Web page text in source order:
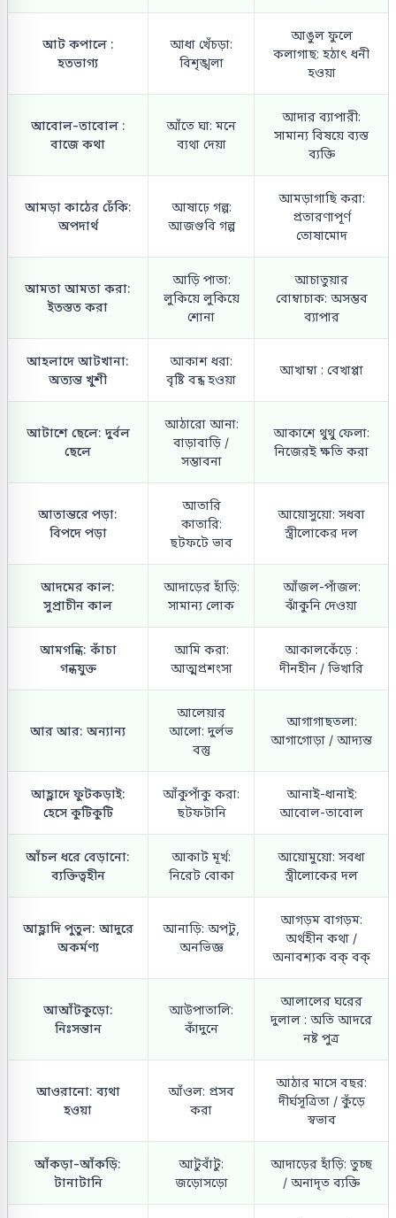
আট কপালে :
হতভাগ্য
আধা খেঁচড়া:
বিশৃঙ্খলা
আঙুল ফুলে
কলাগাছ: হঠাৎ ধনী
হওয়া
আবোল-তাবোল :
বাজে কথা
আঁতে ঘা: মনে
ব্যথা দেয়া
আদার ব্যাপারী:
সামান্য বিষয়ে ব্যস্ত
ব্যক্তি
আমড়া কাঠের ঢেঁকি:
অপদার্থ
আষাঢ়ে গল্প:
আজগুবি গল্প
আমড়াগাছি করা:
প্রতারণাপূর্ণ
তোষামোদ
আমতা আমতা করা:
ইতস্তত করা
আড়ি পাতা:
লুকিয়ে লুকিয়ে
শোনা
আচাতুয়ার
বোম্বাচাক: অসম্ভব
ব্যাপার
আহলাদে আটখানা:
অত্যন্ত খুশী
আকাশ ধরা:
বৃষ্টি বন্ধ হওয়া
আখাম্বা : বেখাপ্পা
আটাশে ছেলে: দুর্বল
ছেলে
আঠারো আনা:
বাড়াবাড়ি /
সম্ভাবনা
আকাশে থুথু ফেলা:
নিজেরই ক্ষতি করা
আতান্তরে পড়া:
বিপদে পড়া
আতারি
কাতারি:
ছটফটে ভাব
আয়োসুয়ো: সধবা
স্ত্রীলোকের দল
আদমের কাল:
সুপ্রাচীন কাল
আদাড়ের হাঁড়ি:
সামান্য লোক
আঁজল-পাঁজল:
ঝাঁকুনি দেওয়া
আমগন্ধি: কাঁচা
গন্ধযুক্ত
আমি করা:
আত্মপ্রশংসা
আকালকেঁড়ে :
দীনহীন / ভিখারি
আর আর: অন্যান্য
আলেয়ার
আলো: দুর্লভ
বস্তু
আগাগাছতলা:
আগাগোড়া / আদ্যন্ত
আহ্লাদে ফুটকড়াই:
হেসে কুটিকুটি
আঁকুপাঁকু করা:
ছটফটানি
আনাই-ধানাই:
আবোল-তাবোল
আঁচল ধরে বেড়ানো:
ব্যক্তিত্বহীন
আকাট মূর্খ:
নিরেট বোকা
আয়োমুয়ো: সবধা
স্ত্রীলোকের দল
আহ্লাদি পুতুল: আদুরে
অকর্মণ্য
আনাড়ি: অপটু,
অনভিজ্ঞ
আগড়ম বাগড়ম:
অর্থহীন কথা /
অনাবশ্যক বক্ বক্
আআঁটকুড়ো:
নিঃসন্তান
আউপাতালি:
কাঁদুনে
আলালের ঘরের
দুলাল : অতি আদরে
নষ্ট পুত্র
আওরানো: ব্যথা
হওয়া
আঁওল: প্রসব
করা
আঠার মাসে বছর:
দীর্ঘসূত্রিতা / কুঁড়ে
স্বভাব
আঁকড়া-আঁকড়ি:
টানাটানি
আটুবাঁটু:
জড়োসড়ো
আদাড়ের হাঁড়ি: তুচ্ছ
/ অনাদৃত ব্যক্তি